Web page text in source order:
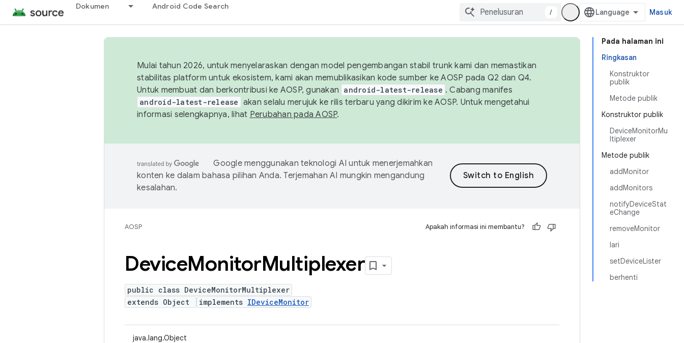
Dokumen Android Code Search
/ Masuk
Pada halaman ini
Ringkasan
Konstruktor
publik
Metode publik
Konstruktor publik
DeviceMonitorMu
ltiplexer
Metode publik
addMonitor
addMonitors
notifyDeviceStat
eChange
removeMonitor
lari
setDeviceLister
berhenti
Mulai tahun 2026, untuk menyelaraskan dengan model pengembangan stabil trunk kami dan memastikan
stabilitas platform untuk ekosistem, kami akan memublikasikan kode sumber ke AOSP pada Q2 dan Q4.
Untuk membuat dan berkontribusi ke AOSP, gunakan android-latest-release . Cabang manifes
android-latest-release akan selalu merujuk ke rilis terbaru yang dikirim ke AOSP. Untuk mengetahui
informasi selengkapnya, lihat Perubahan pada AOSP.
Google menggunakan teknologi AI untuk menerjemahkan
konten ke dalam bahasa pilihan Anda. Terjemahan AI mungkin mengandung
kesalahan.
AOSP Apakah informasi ini membantu?
DeviceMonitorMultiplexer
public class DeviceMonitorMultiplexer
extends Object
implements IDeviceMonitor
java.lang.Object